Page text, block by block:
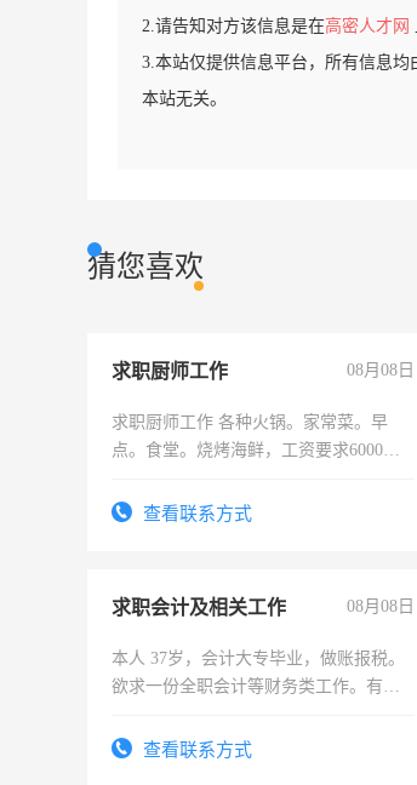
2.请告知对方该信息是在高密人才网
3.本站仅提供信息平台，所有信息
本站无关。
猜您喜欢
求职厨师工作 08月08日
求职厨师工作 各种火锅。家常菜。早
点。食堂。烧烤海鲜，工资要求6000以
查看联系方式
求职会计及相关工作 08月08日
本人 37岁，会计大专毕业，做账报税。
欲求一份全职会计等财务类工作。有会
查看联系方式